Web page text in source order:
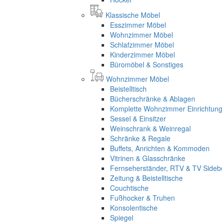
Klassische Möbel
Esszimmer Möbel
Wohnzimmer Möbel
Schlafzimmer Möbel
Kinderzimmer Möbel
Büromöbel & Sonstiges
Wohnzimmer Möbel
Beistelltisch
Bücherschränke & Ablagen
Komplette Wohnzimmer Einrichtung
Sessel & Einsitzer
Weinschrank & Weinregal
Schränke & Regale
Buffets, Anrichten & Kommoden
Vitrinen & Glasschränke
Fernseherständer, RTV & TV
Zeitung & Beistelltische
Couchtische
Fußhocker & Truhen
Konsolentische
Spiegel